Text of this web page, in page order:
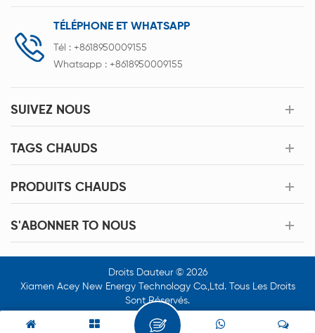
TÉLÉPHONE ET WHATSAPP
Tél : +8618950009155
Whatsapp : +8618950009155
SUIVEZ NOUS
TAGS CHAUDS
PRODUITS CHAUDS
S'ABONNER TO NOUS
Droits Dauteur © 2026
Xiamen Acey New Energy Technology Co.,Ltd. Tous Les Droits
Sont Réservés.